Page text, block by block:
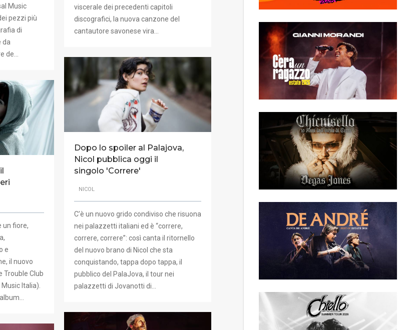
viscerale dei precedenti capitoli
discografici, la nuova canzone del
cantautore savonese vira…
Music
pezzi più
di
da
de…
Dopo lo spoiler al Palajova,
Nicol pubblica oggi il
singolo 'Correre'
NICOL
C’è un nuovo grido condiviso che risuona
nei palazzetti italiani ed è “correre,
correre, correre”: così canta il ritornello
del nuovo brano di Nicol che sta
conquistando, tappa dopo tappa, il
pubblico del PalaJova, il tour nei
palazzetti di Jovanotti di…
un fiore,
e
il nuovo
Trouble Club
Italia).